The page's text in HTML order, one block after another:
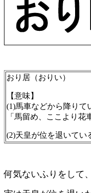
おり居（おりい）
【意味】
(1)馬車などから降りて
「馬留め、ここより
(2)天皇が位を退いて
何気ないふりをして、